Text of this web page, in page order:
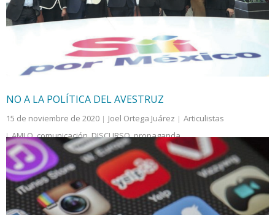
NO A LA POLÍTICA DEL AVESTRUZ
15 de noviembre de 2020 Joel Ortega Juárez
Articulistas
AMLO,comunicación,DISCURSO,propaganda
Mientras se producen éstos fenómenos en el ámbito de
agrupaciones que intentan unir sus fuerzas para dar la
batalla política en el marco institucional e incluso